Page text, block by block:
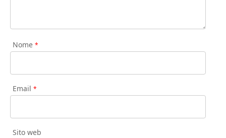
Nome *
Email *
Sito web